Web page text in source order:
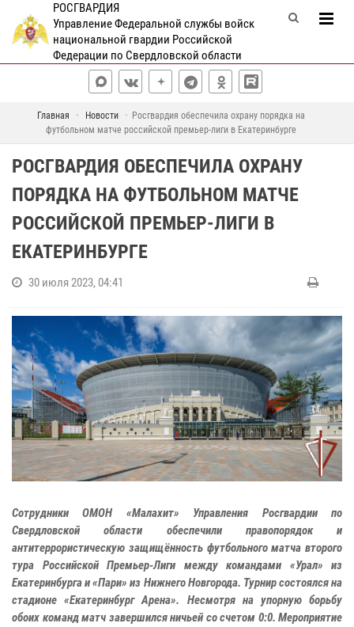
РОСГВАРДИЯ
Управление Федеральной службы войск
национальной гвардии Российской
Федерации по Свердловской области
Главная Новости
Росгвардия обеспечила охрану порядка на
футбольном матче российской премьер-лиги в Екатеринбурге
РОСГВАРДИЯ ОБЕСПЕЧИЛА ОХРАНУ
ПОРЯДКА НА ФУТБОЛЬНОМ МАТЧЕ
РОССИЙСКОЙ ПРЕМЬЕР-ЛИГИ В
ЕКАТЕРИНБУРГЕ
30 июля 2023, 04:41
Сотрудники ОМОН «Малахит» Управления Росгвардии по
Свердловской области обеспечили правопорядок и
антитеррористическую защищённость футбольного матча второго
тура Российской Премьер-Лиги между командами «Урал» из
Екатеринбурга и «Пари» из Нижнего Новгорода. Турнир состоялся на
стадионе «Екатеринбург Арена». Несмотря на упорную борьбу
обоих команд матч завершился ничьей со счетом 0:0. Мероприятие